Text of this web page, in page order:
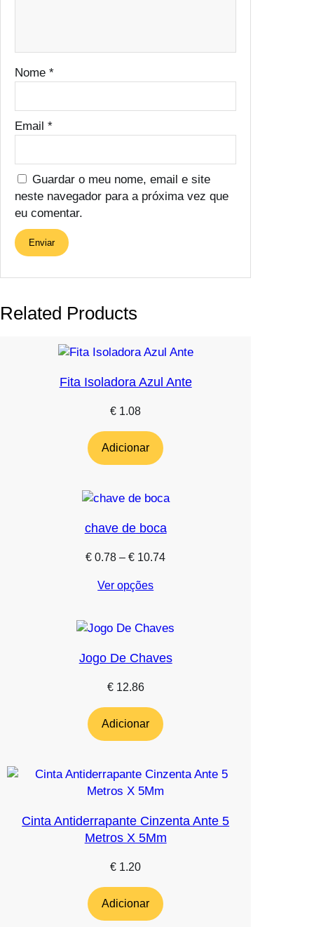
Nome *
Email *
Guardar o meu nome, email e site
neste navegador para a próxima vez que
eu comentar.
Related Products
Fita Isoladora Azul Ante
€ 1.08
Adicionar
chave de boca
€ 0.78 – € 10.74Price
€ 10.74
Ver opções
Jogo De Chaves
€12.86
Adicionar
Cinta Antiderrapante Cinzenta Ante 5
Metros X 5Mm
€ 1.20
Adicionar